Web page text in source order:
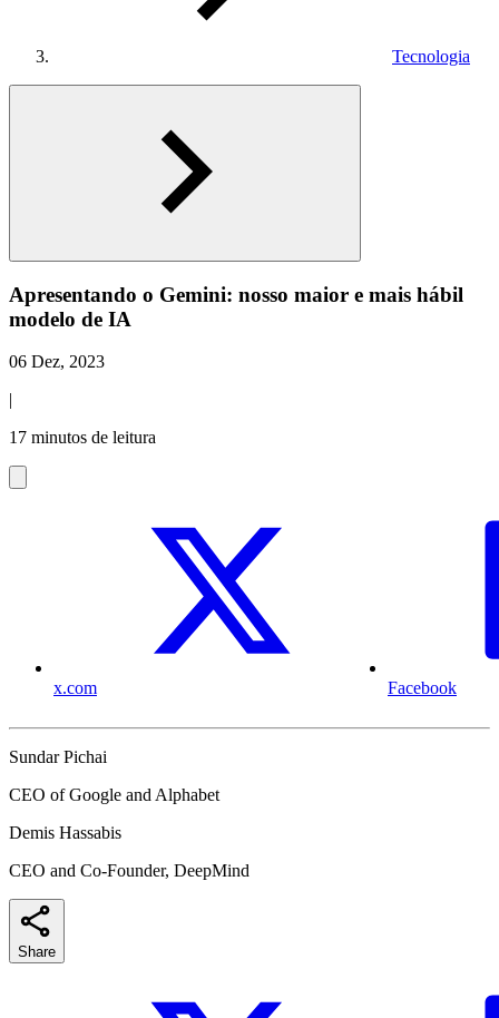
Tecnologia
Apresentando o Gemini: nosso maior e mais hábil
modelo de IA
06 Dez, 2023
|
17 minutos de leitura
x.com Facebook
Sundar Pichai
CEO of Google and Alphabet
Demis Hassabis
CEO and Co-Founder, DeepMind
Share